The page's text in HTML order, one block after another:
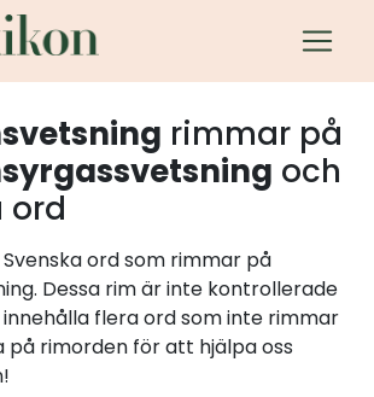
rimmar på
och
ord
ord som rimmar på
Dessa rim är inte kontrollerade
flera ord som inte rimmar
på rimorden för att hjälpa oss